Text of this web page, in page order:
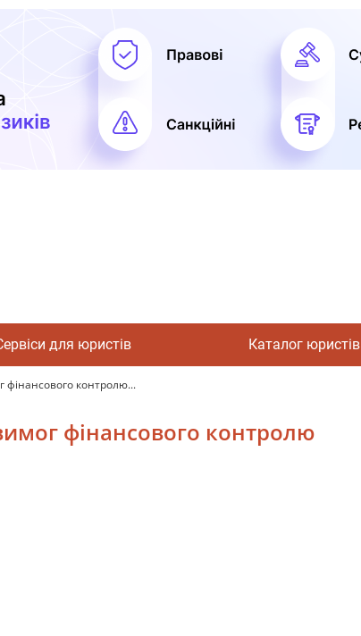
для юристів Каталог юристів
контролю...
фінансового контролю